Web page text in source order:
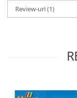
Anatomie
Comunicare
Lumina
Review-uri(1)